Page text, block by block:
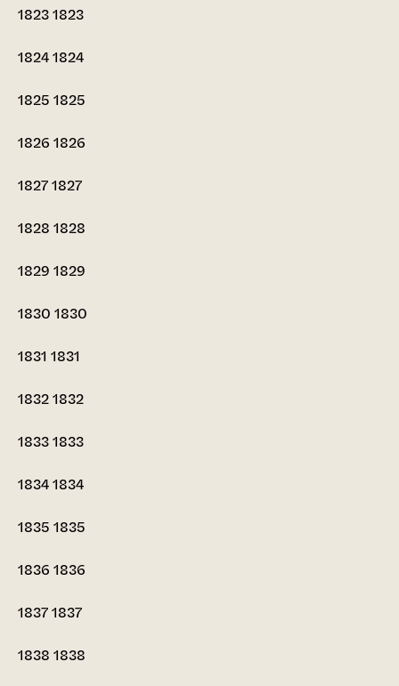
18231823
18241824
1825 1825
1826 1826
18271827
1828 1828
1829 1829
1830 1830
1831 1831
18321832
18331833
18341834
1835 1835
1836 1836
18371837
1838 1838